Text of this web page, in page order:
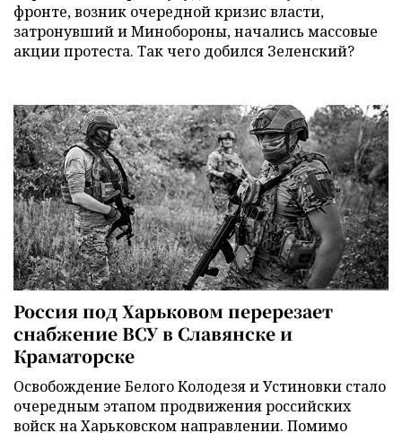
фронте, возник очередной кризис власти,
затронувший и Минобороны, начались массовые
акции протеста. Так чего добился Зеленский?
Россия под Харьковом перерезает
снабжение ВСУ в Славянске и
Краматорске
Освобождение Белого Колодезя и Устиновки стало
очередным этапом продвижения российских
войск на Харьковском направлении. Помимо